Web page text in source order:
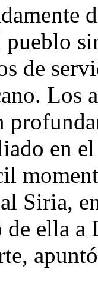
de
Los
en
Siria,
ella a